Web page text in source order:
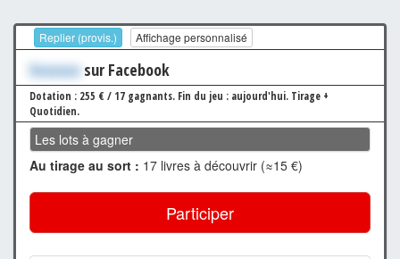
Replier (provis.) Affichage personnalisé
Xxxxxxx sur Facebook
Dotation : 255 € / 17 gagnants. Fin du jeu : aujourd'hui. Tirage +
Quotidien.
Les lots à gagner
Au tirage au sort : 17 livres à découvrir (≈15 €)
Participer